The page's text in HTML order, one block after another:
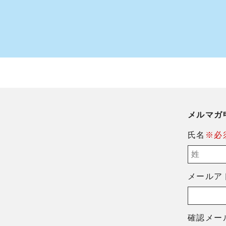
メルマガ
氏名 ※必
メールア
確認メー